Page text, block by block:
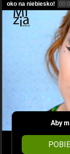
oko na niebiesko!
Aby